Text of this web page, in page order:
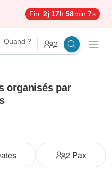
Fin: 2j 17h 58min 5s
Quand ? 2
organisés par
2Pax